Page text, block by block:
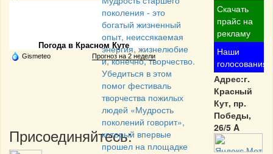
Частная реклама
Погода в Красном Куте
Gismeteo Прогноз на 2 недели
Присоединяйтесь:
поколения - это
богатый жизненный
опыт, неиссякаемая
энергия, жизнелюбие
и, конечно, творчество.
Убедиться в этом
помог фестиваль
творчества пожилых
людей «Мудрость
поколений говорит»,
который впервые
прошел на площадке
Скачать
прайс на
рекламу
Наши
голосования
Адрес:г.
Красный
Кут, пр.
Победы,
26/5 A